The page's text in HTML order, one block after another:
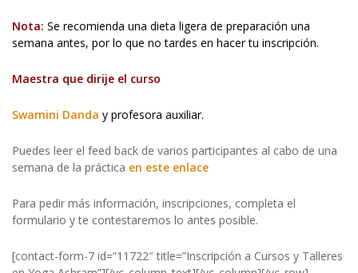
Nota: Se recomienda una dieta ligera de preparación una
semana antes, por lo que no tardes en hacer tu inscripción.
Maestra que dirije el curso
Swamini Danda y profesora auxiliar.
Puedes leer el feed back de varios participantes al cabo de una
semana de la práctica en este enlace
Para pedir más información, inscripciones, completa el
formulario y te contestaremos lo antes posible.
[contact-form-7 id=”11722″ title=”Inscripción a Cursos y Talleres